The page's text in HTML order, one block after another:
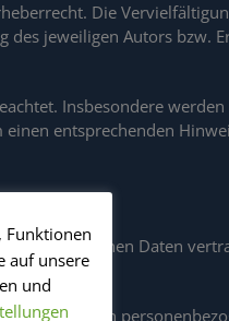
Die
jeweiligen Autors bzw.
Insbesondere
entsprechenden
Daten
Seiten
Funktionen
auf unsere
und